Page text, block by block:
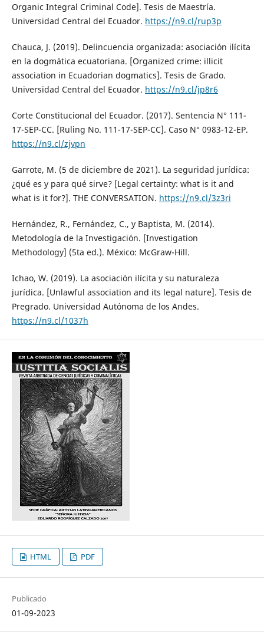
Organic Integral Criminal Code]. Tesis de Maestría.
Universidad Central del Ecuador. https://n9.cl/rup3p
Chauca, J. (2019). Delincuencia organizada: asociación ilícita
en la dogmática ecuatoriana. [Organized crime: illicit
association in Ecuadorian dogmatics]. Tesis de Grado.
Universidad Central del Ecuador. https://n9.cl/jp8r6
Corte Constitucional del Ecuador. (2017). Sentencia N° 111-
17-SEP-CC. [Ruling No. 111-17-SEP-CC]. Caso N° 0983-12-EP.
https://n9.cl/zjvpn
Garrote, M. (5 de diciembre de 2021). La seguridad jurídica:
¿qué es y para qué sirve? [Legal certainty: what is it and
what is it for?]. THE CONVERSATION. https://n9.cl/3z3ri
Hernández, R., Fernández, C., y Baptista, M. (2014).
Metodología de la Investigación. [Investigation
Methodology] (5ta ed.). México: McGraw-Hill.
Ichao, W. (2019). La asociación ilícita y su naturaleza
jurídica. [Unlawful association and its legal nature]. Tesis de
Pregrado. Universidad Autónoma de los Andes.
https://n9.cl/1037h
HTML PDF
Publicado
01-09-2023